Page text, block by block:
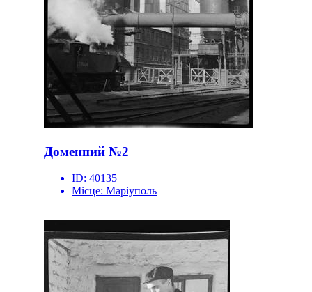
Доменний №2
ID: 40135
Місце: Маріуполь